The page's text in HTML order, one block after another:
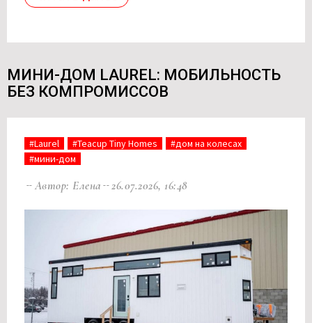
МИНИ-ДОМ LAUREL: МОБИЛЬНОСТЬ
БЕЗ КОМПРОМИССОВ
#Laurel #Teacup Tiny Homes
#дом на колесах
#мини-дом
Автор: Елена 26.07.2026, 16:48